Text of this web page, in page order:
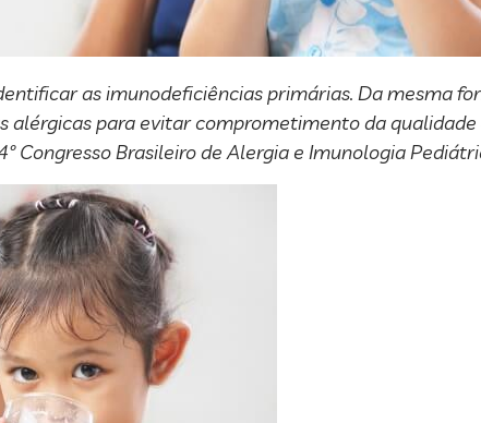
as imunodeficiências primárias. Da mesma
para evitar comprometimento da qualidade
Congresso Brasileiro de Alergia e Imunologia